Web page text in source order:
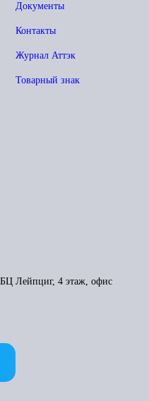
Документы
Контакты
Журнал Аттэк
Товарный знак
Лейпциг, 4 этаж, офис